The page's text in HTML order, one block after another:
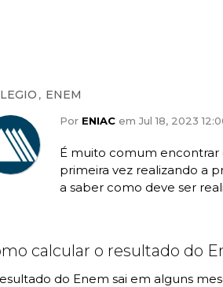
, ENEM
Por ENIACem Jul 18, 2023
É muito comum encontrar
primeira vez realizando a
a saber como deve ser
calcular o resultado do
do Enem sai em alguns